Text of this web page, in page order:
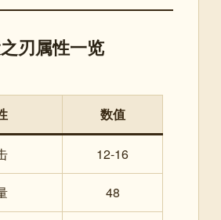
刃属性一览
数值
12-16
48